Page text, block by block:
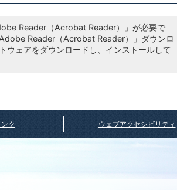
Reader（Acrobat Reader）」が必要で
Reader（Acrobat Reader）」ダウンロ
ウェアをダウンロードし、インストールして
ク ウェブアクセシビリティ